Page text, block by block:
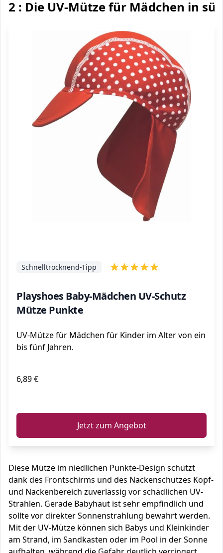
2 : Die UV-Mütze für Mädchen in
Playshoes Baby-Mädchen UV-Schutz
Mütze Punkte
Schnelltrocknend-Tipp
UV-Mütze für Mädchen für Kinder im Alter von ein
bis fünf Jahren.
6,89 €
Jetzt zum Angebot
Diese Mütze im niedlichen Punkte-Design schützt
dank des Frontschirms und des Nackenschutzes Kopf-
und Nackenbereich zuverlässig vor schädlichen UV-
Strahlen. Gerade Babyhaut ist sehr empfindlich und
sollte vor direkter Sonnenstrahlung bewahrt werden.
Mit der UV-Mütze können sich Babys und Kleinkinder
am Strand, im Sandkasten oder im Pool in der Sonne